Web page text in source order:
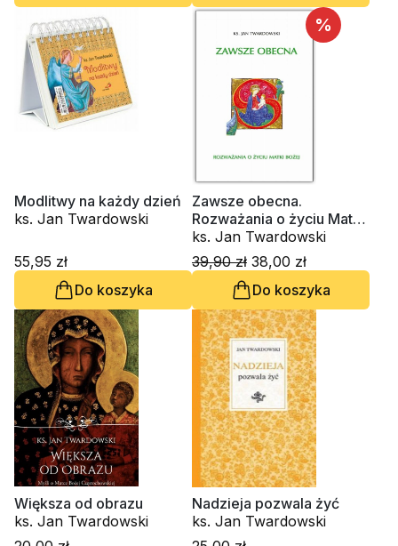
Modlitwy na każdy dzień
ks. Jan Twardowski
55,95 zł
Do koszyka
%
Zawsze obecna.
Rozważania o życiu Matki
Boskiej ks. Jan Twardowski
39,90 zł 38,00 zł
Do koszyka
Większa od obrazu
ks. Jan Twardowski
Nadzieja pozwala żyć
ks. Jan Twardowski